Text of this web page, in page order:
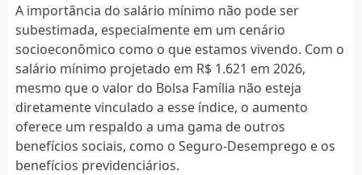
A importância do salário mínimo não pode ser
subestimada, especialmente em um cenário
socioeconômico como o que estamos vivendo. Com o
salário mínimo projetado em R$ 1.621 em 2026,
mesmo que o valor do Bolsa Família não esteja
diretamente vinculado a esse índice, o aumento
oferece um respaldo a uma gama de outros
benefícios sociais, como o Seguro-Desemprego e os
benefícios previdenciários.